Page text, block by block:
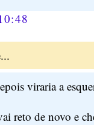
viraria a
reto de novo e